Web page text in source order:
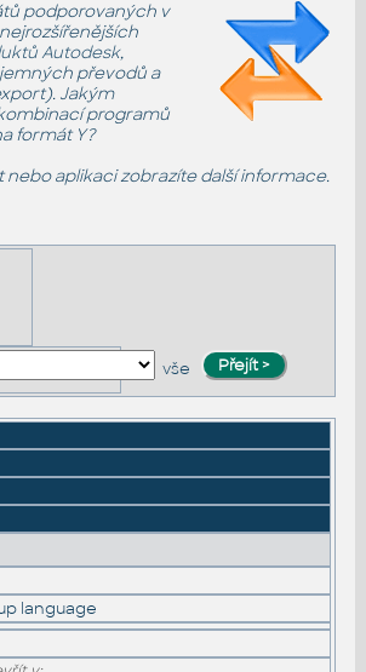
podporovaných v
Autodesk,
převodů a
Jakým
programů
formát Y?
nebo aplikaci zobrazíte další informace.
vše
language